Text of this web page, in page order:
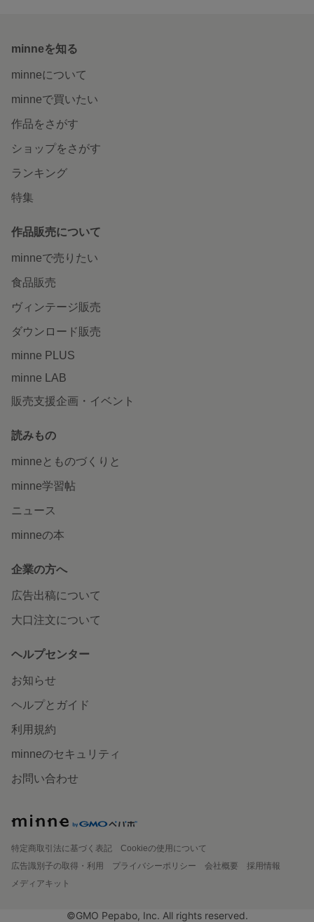
minneを知る
minneについて
minneで買いたい
作品をさがす
ショップをさがす
ランキング
特集
作品販売について
minneで売りたい
食品販売
ヴィンテージ販売
ダウンロード販売
minne PLUS
minne LAB
販売支援企画・イベント
読みもの
minneとものづくりと
minne学習帖
ニュース
minneの本
企業の方へ
広告出稿について
大口注文について
ヘルプセンター
お知らせ
ヘルプとガイド
利用規約
minneのセキュリティ
お問い合わせ
特定商取引法に基づく表記
Cookieの使用について
広告識別子の取得・利用
プライバシーポリシー 会社概要
採用情報
メディアキット
©GMO Pepabo, Inc. All rights reserved.